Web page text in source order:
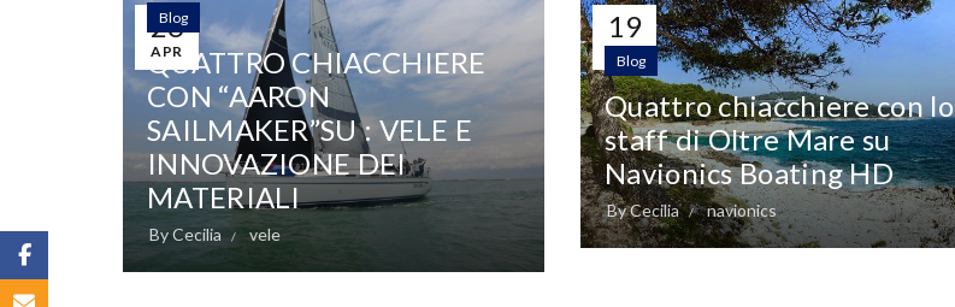
26
APR
Blog
QUATTRO CHIACCHIERE
CON “AARON
SAILMAKER”SU : VELE E
INNOVAZIONE DEI
MATERIALI
ByCecilia vele
19
APR
Blog
Quattro chiacchiere con lo
staff di Oltre Mare su
Navionics Boating HD
ByCecilia navionics